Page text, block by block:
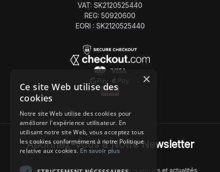
VAT: SK2120525440
REG: 50920600
EORI : SK2120525440
Abonnez-Vous à Notre Newsletter
Recevez chaque semaine nos derniers articles et actualités
×
Ce site Web utilise des
cookies
Notre site Web utilise des cookies pour
améliorer l'expérience utilisateur. En
utilisant notre site Web, vous acceptez tous
les cookies conformément à notre Politique
relative aux cookies.En savoir plus